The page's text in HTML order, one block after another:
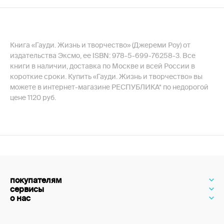
Книга «Гауди. Жизнь и творчество» (Джереми Роу) от
издательства Эксмо, ее ISBN: 978-5-699-76258-3. Все
книги в наличии, доставка по Москве и всей России в
короткие сроки. Купить «Гауди. Жизнь и творчество» вы
можете в интернет-магазине РЕСПУБЛИКА* по недорогой
цене 1120 руб.
покупателям
сервисы
о нас